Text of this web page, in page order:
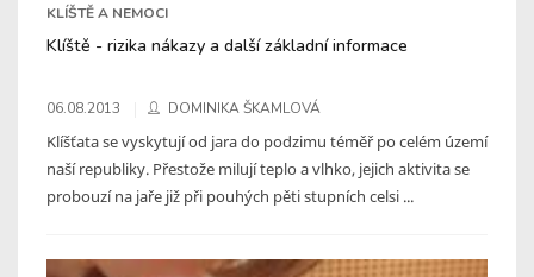
KLÍŠTĚ A NEMOCI
Klíště - rizika nákazy a další základní informace
06.08.2013 DOMINIKA ŠKAMLOVÁ
Klíšťata se vyskytují od jara do podzimu téměř po celém území
naší republiky. Přestože milují teplo a vlhko, jejich aktivita se
probouzí na jaře již při pouhých pěti stupních celsi ...